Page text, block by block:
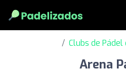
Clubs de Pádel
Arena